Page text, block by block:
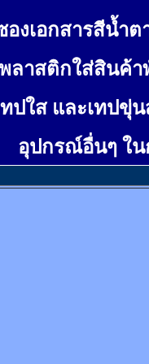
องเอกสารสีน้ำต
ลาสติกใส่สินค้า
ทปใส และเทปขุ่
อุปกรณ์อื่นๆ ใ